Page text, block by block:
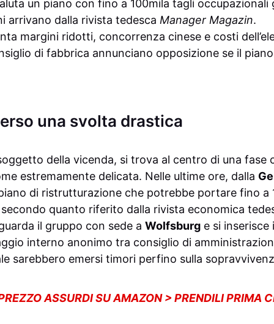
un piano con fino a 100mila tagli occupazionali
arrivano dalla rivista tedesca Manager Magazin.
margini ridotti, concorrenza cinese e costi
di fabbrica annunciano opposizione se il
una svolta drastica
della vicenda, si trova al centro di una fase
estremamente delicata. Nelle ultime ore, dalla
di ristrutturazione che potrebbe portare fino a
quanto riferito dalla rivista economica
il gruppo con sede a Wolfsburg e si inserisce
interno anonimo tra consiglio di
sarebbero emersi timori perfino sulla
ASSURDI SU AMAZON > PRENDILI PRIMA